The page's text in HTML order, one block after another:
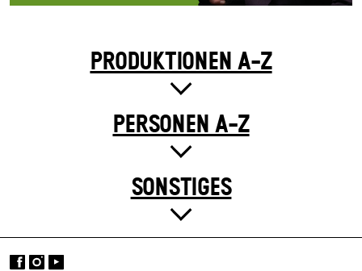
PRODUKTIONEN A-Z
PERSONEN A-Z
SONSTIGES